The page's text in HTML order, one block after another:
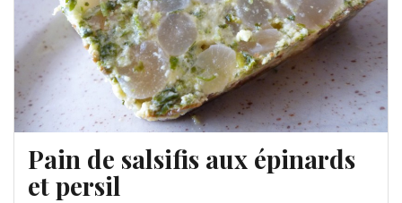
Pain de salsifis aux épinards
et persil